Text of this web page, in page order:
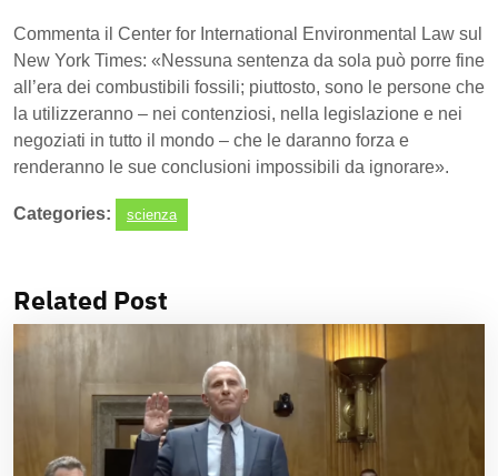
Commenta il Center for International Environmental Law sul
New York Times: «Nessuna sentenza da sola può porre fine
all’era dei combustibili fossili; piuttosto, sono le persone che
la utilizzeranno – nei contenziosi, nella legislazione e nei
negoziati in tutto il mondo – che le daranno forza e
renderanno le sue conclusioni impossibili da ignorare».
Categories: scienza
Related Post